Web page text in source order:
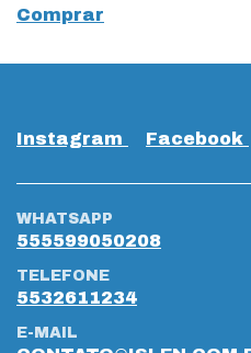
Comprar
Instagram Facebook
WHATSAPP
555599050208
TELEFONE
5532611234
E-MAIL